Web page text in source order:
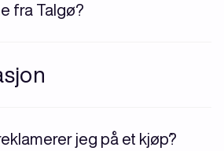
fra Talgø?
jeg på et kjøp`?